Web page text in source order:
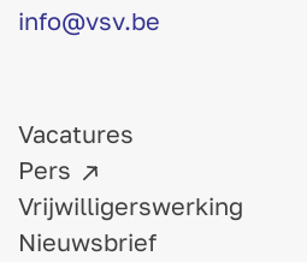
info@vsv.be
Vacatures
Pers
Vrijwilligerswerking
Nieuwsbrief